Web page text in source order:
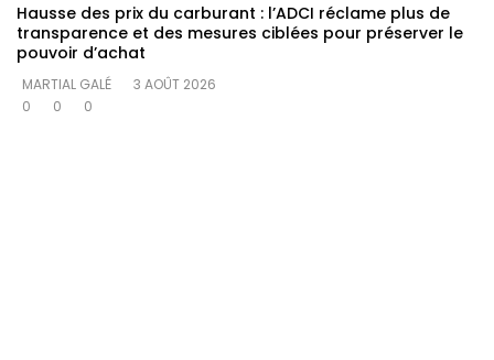
Hausse des prix du carburant : l’ADCI réclame plus de
transparence et des mesures ciblées pour préserver le
pouvoir d’achat
MARTIAL GALÉ
3 AOÛT 2026
0
0 0